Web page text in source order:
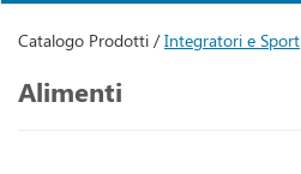
Catalogo Prodotti /Integratori e Sport
Alimenti